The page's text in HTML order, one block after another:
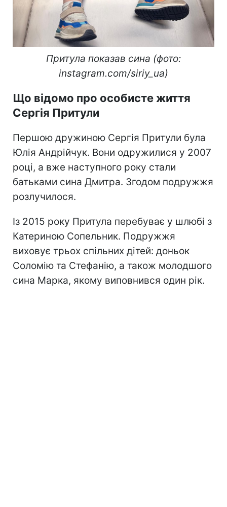
Притула показав сина (фото:
instagram.com/siriy_ua)
Що відомо про особисте життя
Сергія Притули
Першою дружиною Сергія Притули була
Юлія Андрійчук. Вони одружилися у 2007
році, а вже наступного року стали
батьками сина Дмитра. Згодом подружжя
розлучилося.
Із 2015 року Притула перебуває у шлюбі з
Катериною Сопельник. Подружжя
виховує трьох спільних дітей: доньок
Соломію та Стефанію, а також молодшого
сина Марка, якому виповнився один рік.